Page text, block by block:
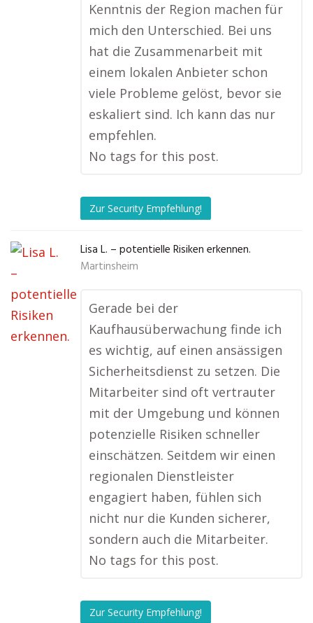
Kenntnis der Region machen für
mich den Unterschied. Bei uns
hat die Zusammenarbeit mit
einem lokalen Anbieter schon
viele Probleme gelöst, bevor sie
eskaliert sind. Ich kann das nur
empfehlen.
No tags for this post.
Zur Security Empfehlung!
Lisa L. – potentielle Risiken erkennen.
Martinsheim
Gerade bei der
Kaufhausüberwachung finde ich
es wichtig, auf einen ansässigen
Sicherheitsdienst zu setzen. Die
Mitarbeiter sind oft vertrauter
mit der Umgebung und können
potenzielle Risiken schneller
einschätzen. Seitdem wir einen
regionalen Dienstleister
engagiert haben, fühlen sich
nicht nur die Kunden sicherer,
sondern auch die Mitarbeiter.
No tags for this post.
Zur Security Empfehlung!